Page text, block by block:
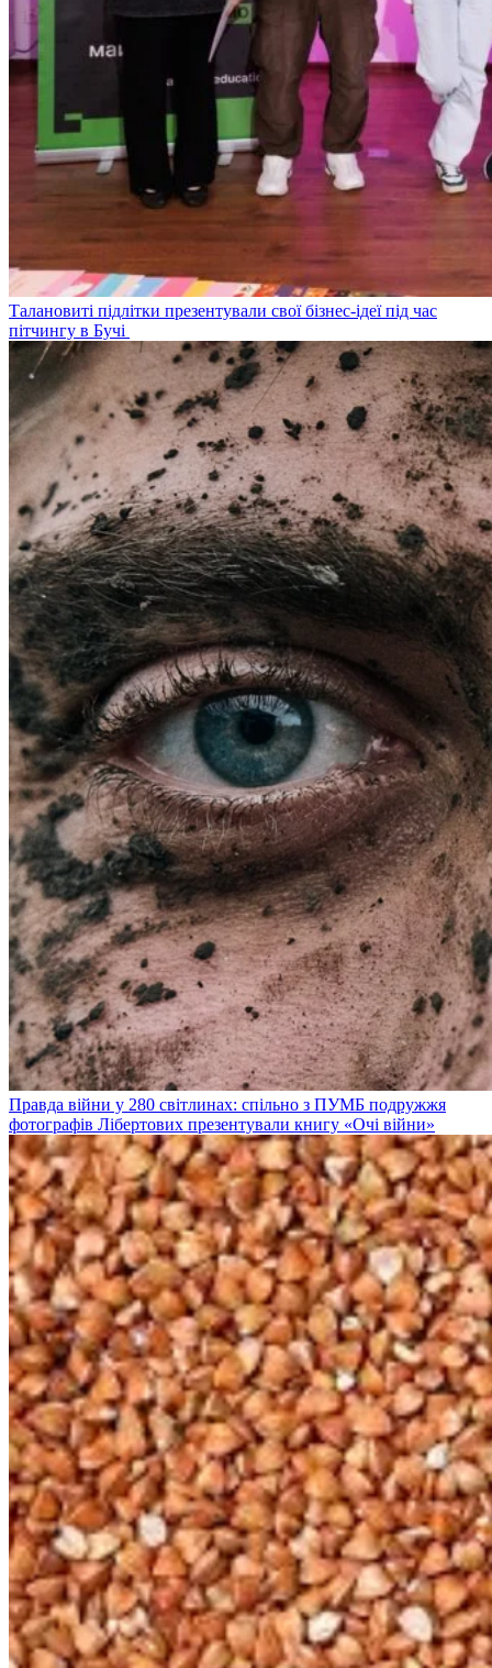
Талановиті підлітки презентували свої бізнес-ідеї під час
пітчингу в Бучі
Правда війни у 280 світлинах: спільно з ПУМБ подружжя
фотографів Лібертових презентували книгу «Очі війни»